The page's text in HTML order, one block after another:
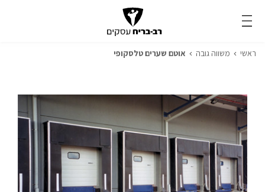
ראשי משווה גובה אוטם שערים טלסקופי